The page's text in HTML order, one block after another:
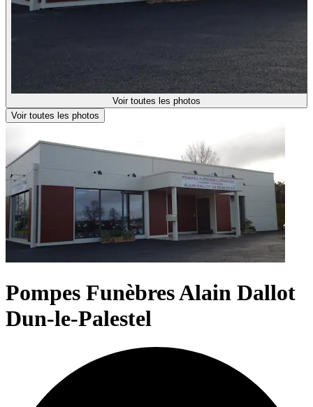
Voir toutes les photos
Voir toutes les photos
Pompes Funèbres Alain Dallot
Dun-le-Palestel